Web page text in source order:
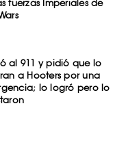
fuerzas Imperiales de
al 911 y pidió que lo
a Hooters por una
lo logró pero lo